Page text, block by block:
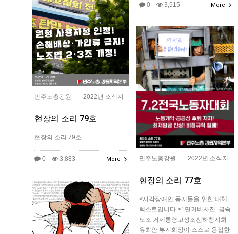
0 3,515 More
민주노총강원 | 2022년 소식지
현장의 소리 79호
현장의 소리 79호
0 3,883 More 민주노총강원 | 2022년 소식지
현장의 소리 77호
<시각장애인 동지들을 위한 대체
텍스트입니다.>1면커버​사진. 금속
노조 거제통영고성조선하청지회
유최안 부지회장이 스스로 용접한